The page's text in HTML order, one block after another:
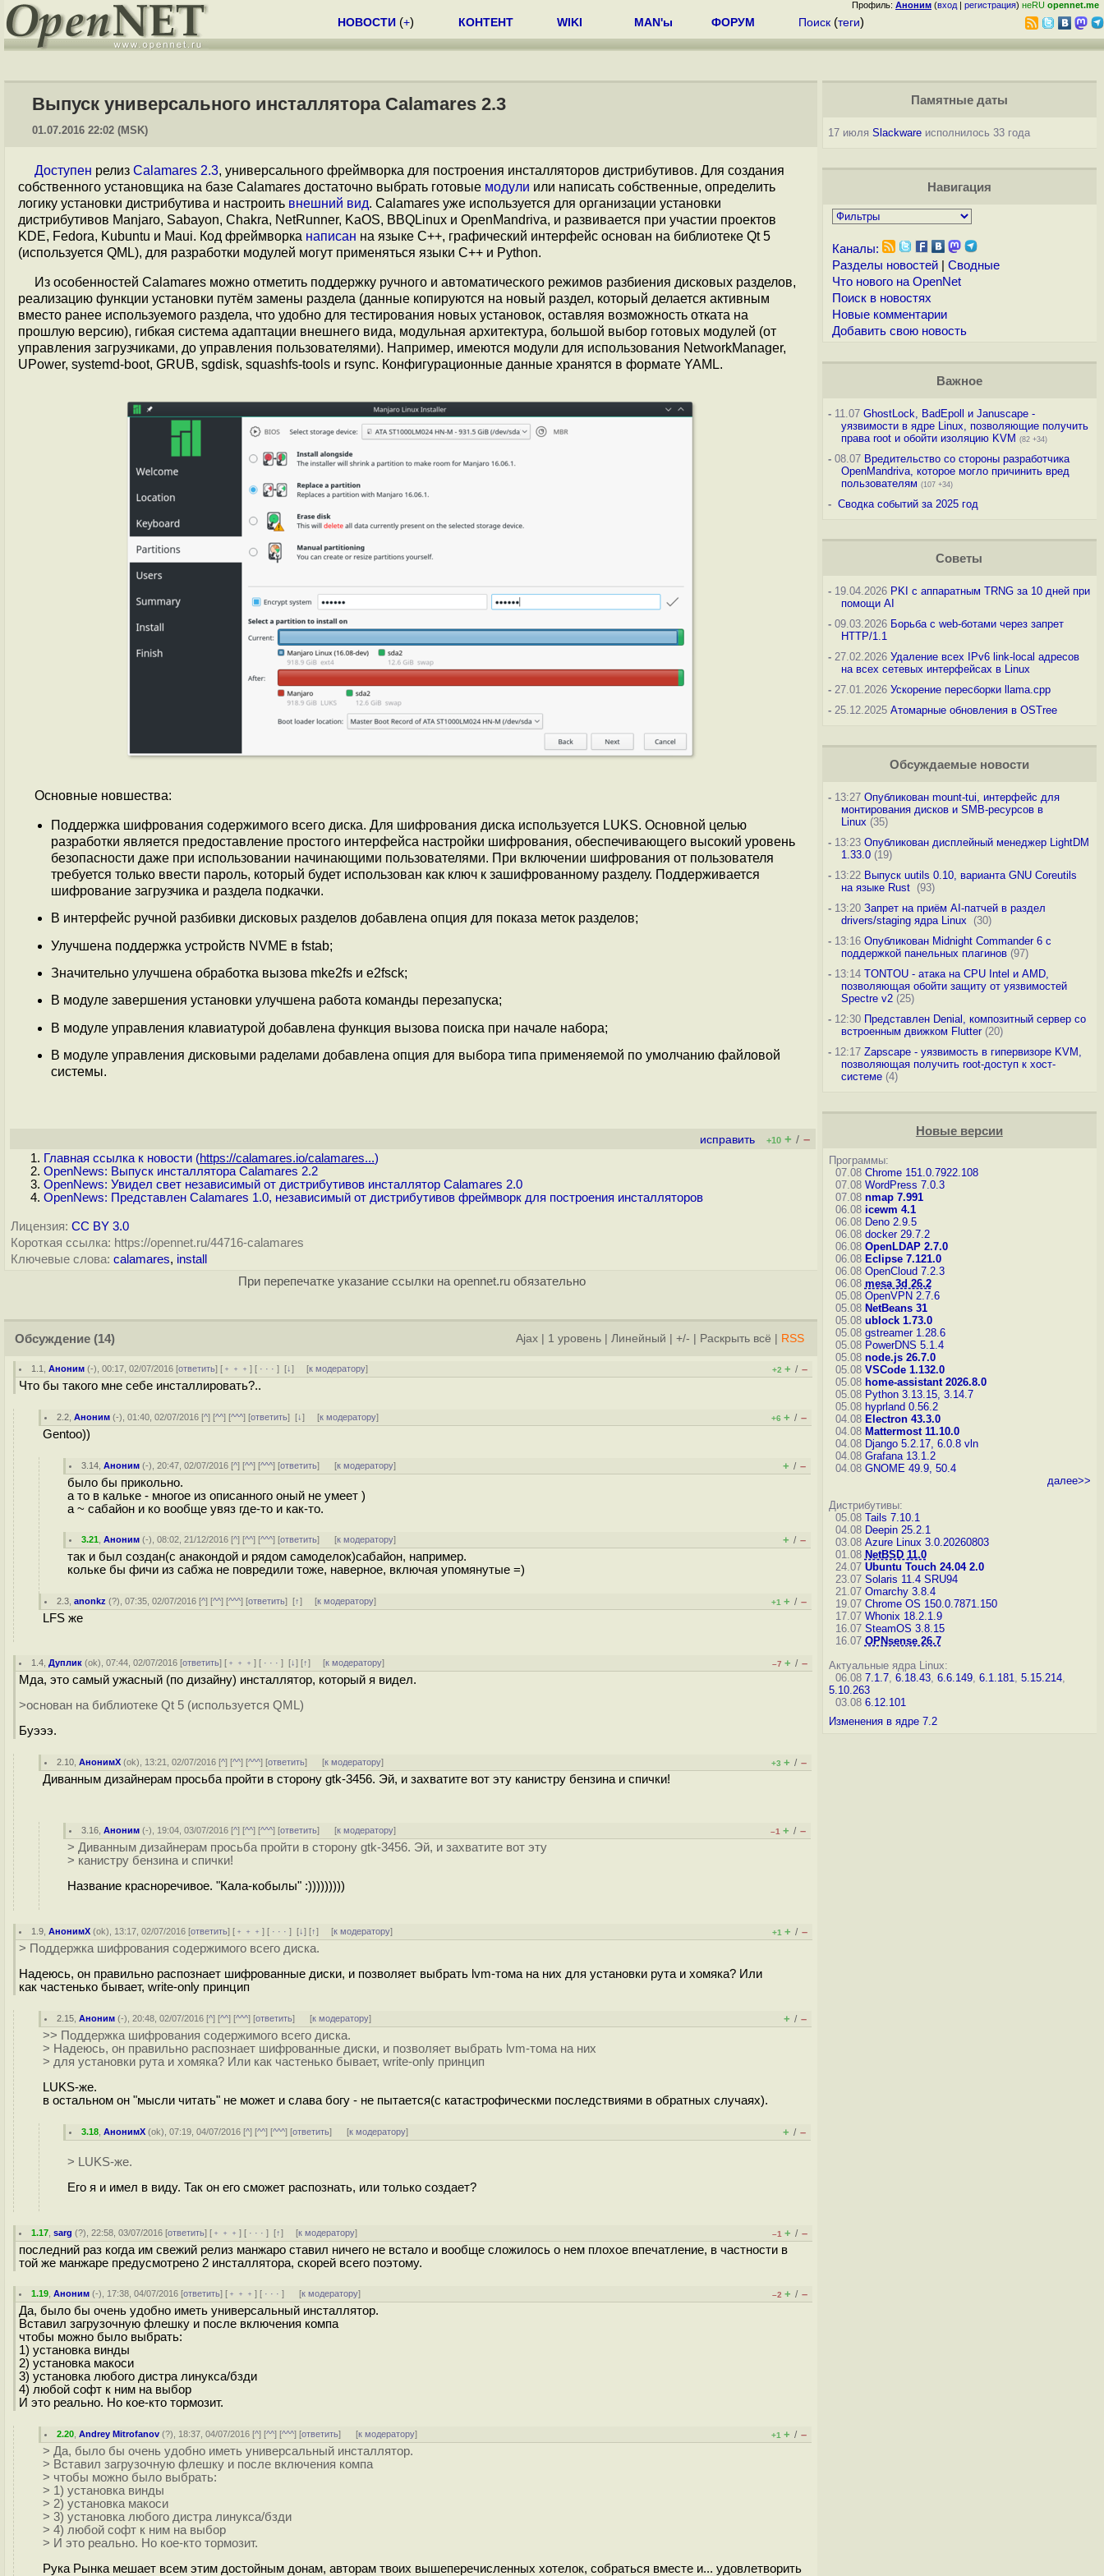
Профиль: Аноним (вход | регистрация) неRU opennet.me
НОВОСТИ (+) КОНТЕНТ WIKI MAN'ы ФОРУМ Поиск (теги)
Выпуск универсального инсталлятора Calamares 2.3
01.07.2016 22:02 (MSK)
Доступен релиз Calamares 2.3, универсального фреймворка для построения инсталляторов дистрибутивов. Для создания
собственного установщика на базе Calamares достаточно выбрать готовые модули или написать собственные, определить
логику установки дистрибутива и настроить внешний вид. Calamares уже используется для организации установки
дистрибутивов Manjaro, Sabayon, Chakra, NetRunner, KaOS, BBQLinux и OpenMandriva, и развивается при участии проектов
KDE, Fedora, Kubuntu и Maui. Код фреймворка написан на языке С++, графический интерфейс основан на библиотеке Qt 5
(используется QML), для разработки модулей могут применяться языки C++ и Python.
Из особенностей Calamares можно отметить поддержку ручного и автоматического режимов разбиения дисковых разделов,
реализацию функции установки путём замены раздела (данные копируются на новый раздел, который делается активным
вместо ранее используемого раздела, что удобно для тестирования новых установок, оставляя возможность отката на
прошлую версию), гибкая система адаптации внешнего вида, модульная архитектура, большой выбор готовых модулей (от
управления загрузчиками, до управления пользователями). Например, имеются модули для использования NetworkManager,
UPower, systemd-boot, GRUB, sgdisk, squashfs-tools и rsync. Конфигурационные данные хранятся в формате YAML.
Основные новшества:
Поддержка шифрования содержимого всего диска. Для шифрования диска используется LUKS. Основной целью
разработки является предоставление простого интерфейса настройки шифрования, обеспечивающего высокий уровень
безопасности даже при использовании начинающими пользователями. При включении шифрования от пользователя
требуется только ввести пароль, который будет использован как ключ к зашифрованному разделу. Поддерживается
шифрование загрузчика и раздела подкачки.
В интерфейс ручной разбивки дисковых разделов добавлена опция для показа меток разделов;
Улучшена поддержка устройств NVME в fstab;
Значительно улучшена обработка вызова mke2fs и e2fsck;
В модуле завершения установки улучшена работа команды перезапуска;
В модуле управления клавиатурой добавлена функция вызова поиска при начале набора;
В модуле управления дисковыми раделами добавлена опция для выбора типа применяемой по умолчанию файловой
системы.
исправить +10 + / –
Главная ссылка к новости (https://calamares.io/calamares...)
OpenNews: Выпуск инсталлятора Calamares 2.2
OpenNews: Увидел свет независимый от дистрибутивов инсталлятор Calamares 2.0
OpenNews: Представлен Calamares 1.0, независимый от дистрибутивов фреймворк для построения инсталляторов
Лицензия: CC BY 3.0
Короткая ссылка: https://opennet.ru/44716-calamares
Ключевые слова: calamares, install
При перепечатке указание ссылки на opennet.ru обязательно
Обсуждение (14) Ajax 1 уровень Линейный +/- Раскрыть всё RSS
1.1 ,Аноним (-), 00:17, 02/07/2016 [ответить] [ ﹢﹢﹢] [ · · ·][↓] [к модератору] +2 + / –
Что бы такого мне себе инсталлировать?..
2.2 ,Аноним (-), 01:40, 02/07/2016 [^] [^^] [^^^] [ответить][↓] [к модератору] +6 + / –
Gentoo))
3.14 ,Аноним (-), 20:47, 02/07/2016 [^] [^^] [^^^] [ответить] [к модератору] + / –
было бы прикольно.
а то в кальке - многое из описанного оный не умеет )
а ~ сабайон и ко вообще увяз где-то и как-то.
3.21 ,Аноним (-), 08:02, 21/12/2016 [^] [^^] [^^^] [ответить] [к модератору] + / –
так и был создан(с анакондой и рядом самоделок)сабайон, например.
кольке бы фичи из сабжа не повредили тоже, наверное, включая упомянутые =)
2.3 ,anonkz (?), 07:35, 02/07/2016 [^] [^^] [^^^] [ответить][↑] [к модератору] +1 + / –
LFS же
1.4 ,Дуплик (ok), 07:44, 02/07/2016 [ответить] [ ﹢﹢﹢] [ · · ·][↓] [↑] [к модератору] –7 + / –
Мда, это самый ужасный (по дизайну) инсталлятор, который я видел.
>основан на библиотеке Qt 5 (используется QML)
Буэээ.
2.10 ,АнонимХ (ok), 13:21, 02/07/2016 [^] [^^] [^^^] [ответить] [к модератору] +3 + / –
Диванным дизайнерам просьба пройти в сторону gtk-3456. Эй, и захватите вот эту канистру бензина и спички!
3.16 ,Аноним (-), 19:04, 03/07/2016 [^] [^^] [^^^] [ответить] [к модератору] –1 + / –
> Диванным дизайнерам просьба пройти в сторону gtk-3456. Эй, и захватите вот эту
> канистру бензина и спички!
Название красноречивое. "Кала-кобылы" :)))))))))
1.9 ,АнонимХ (ok), 13:17, 02/07/2016 [ответить] [ ﹢﹢﹢] [ · · ·][↓] [↑] [к модератору] +1 + / –
> Поддержка шифрования содержимого всего диска.
Надеюсь, он правильно распознает шифрованные диски, и позволяет выбрать lvm-тома на них для установки рута и хомяка? Или
как частенько бывает, write-only принцип
2.15 ,Аноним (-), 20:48, 02/07/2016 [^] [^^] [^^^] [ответить] [к модератору] + / –
>> Поддержка шифрования содержимого всего диска.
> Надеюсь, он правильно распознает шифрованные диски, и позволяет выбрать lvm-тома на них
> для установки рута и хомяка? Или как частенько бывает, write-only принцип
LUKS-же.
в остальном он "мысли читать" не может и слава богу - не пытается(с катастрофическми последствиями в обратных случаях).
3.18 ,АнонимХ (ok), 07:19, 04/07/2016 [^] [^^] [^^^] [ответить] [к модератору] + / –
> LUKS-же.
Его я и имел в виду. Так он его сможет распознать, или только создает?
1.17 ,sarg (?), 22:58, 03/07/2016 [ответить] [ ﹢﹢﹢] [ · · ·][↑] [к модератору] –1 + / –
последний раз когда им свежий релиз манжаро ставил ничего не встало и вообще сложилось о нем плохое впечатление, в частности в
той же манжаре предусмотрено 2 инсталлятора, скорей всего поэтому.
1.19 ,Аноним (-), 17:38, 04/07/2016 [ответить] [ ﹢﹢﹢] [ · · ·] [к модератору] –2 + / –
Да, было бы очень удобно иметь универсальный инсталлятор.
Вставил загрузочную флешку и после включения компа
чтобы можно было выбрать:
1) установка винды
2) установка макоси
3) установка любого дистра линукса/бзди
4) любой софт к ним на выбор
И это реально. Но кое-кто тормозит.
2.20 ,Andrey Mitrofanov (?), 18:37, 04/07/2016 [^] [^^] [^^^] [ответить] [к модератору] +1 + / –
> Да, было бы очень удобно иметь универсальный инсталлятор.
> Вставил загрузочную флешку и после включения компа
> чтобы можно было выбрать:
> 1) установка винды
> 2) установка макоси
> 3) установка любого дистра линукса/бзди
> 4) любой софт к ним на выбор
> И это реально. Но кое-кто тормозит.
Рука Рынка мешает всем этим достойным донам, авторам твоих вышеперечисленных хотелок, собраться вместе и... удовлетворить
Памятные даты
17 июля Slackwareисполнилось 33 года
Навигация
Каналы:
Разделы новостей| Сводные
Что нового на OpenNet
Поиск в новостях
Новые комментарии
Добавить свою новость
Важное
-11.07 GhostLock, BadEpoll и Januscape -
уязвимости в ядре Linux, позволяющие получить
права root и обойти изоляцию KVM (82 +34)
-08.07 Вредительство со стороны разработчика
OpenMandriva, которое могло причинить вред
пользователям (107 +34)
- Сводка событий за 2025 год
Советы
-19.04.2026 PKI с аппаратным TRNG за 10 дней при
помощи AI
-09.03.2026 Борьба с web-ботами через запрет
HTTP/1.1
-27.02.2026 Удаление всех IPv6 link-local адресов
на всех сетевых интерфейсах в Linux
-27.01.2026 Ускорение пересборки llama.cpp
-25.12.2025 Атомарные обновления в OSTree
Обсуждаемые новости
-13:27 Опубликован mount-tui, интерфейс для
монтирования дисков и SMB-ресурсов в
Linux (35)
-13:23 Опубликован дисплейный менеджер LightDM
1.33.0(19)
-13:22 Выпуск uutils 0.10, варианта GNU Coreutils
на языке Rust (93)
-13:20 Запрет на приём AI-патчей в раздел
drivers/staging ядра Linux
(30)
-13:16 Опубликован Midnight Commander 6 c
поддержкой панельных плагинов(97)
-13:14 TONTOU - атака на CPU Intel и AMD,
позволяющая обойти защиту от уязвимостей
Spectre v2(25)
-12:30 Представлен Denial, композитный сервер со
встроенным движком Flutter(20)
-12:17 Zapscape - уязвимость в гипервизоре KVM,
позволяющая получить root-доступ к хост-
системе(4)
Новые версии
Программы:
07.08 Chrome 151.0.7922.108
07.08 WordPress 7.0.3
07.08 nmap 7.991
06.08 icewm 4.1
06.08 Deno 2.9.5
06.08 docker 29.7.2
06.08 OpenLDAP 2.7.0
06.08 Eclipse 7.121.0
06.08 OpenCloud 7.2.3
06.08 mesa 3d 26.2
05.08 OpenVPN 2.7.6
05.08 NetBeans 31
05.08 ublock 1.73.0
05.08 gstreamer 1.28.6
05.08 PowerDNS 5.1.4
05.08 node.js 26.7.0
05.08 VSCode 1.132.0
05.08 home-assistant 2026.8.0
05.08 Python 3.13.15, 3.14.7
05.08 hyprland 0.56.2
04.08 Electron 43.3.0
04.08 Mattermost 11.10.0
04.08 Django 5.2.17, 6.0.8 vln
04.08 Grafana 13.1.2
04.08 GNOME 49.9, 50.4
далее>>
Дистрибутивы:
05.08 Tails 7.10.1
04.08 Deepin 25.2.1
03.08 Azure Linux 3.0.20260803
01.08 NetBSD 11.0
24.07 Ubuntu Touch 24.04 2.0
23.07 Solaris 11.4 SRU94
21.07 Omarchy 3.8.4
19.07 Chrome OS 150.0.7871.150
17.07 Whonix 18.2.1.9
16.07 SteamOS 3.8.15
16.07 OPNsense 26.7
Актуальные ядра Linux:
06.08 7.1.7, 6.18.43, 6.6.149, 6.1.181, 5.15.214,
5.10.263
03.08 6.12.101
Изменения в ядре 7.2